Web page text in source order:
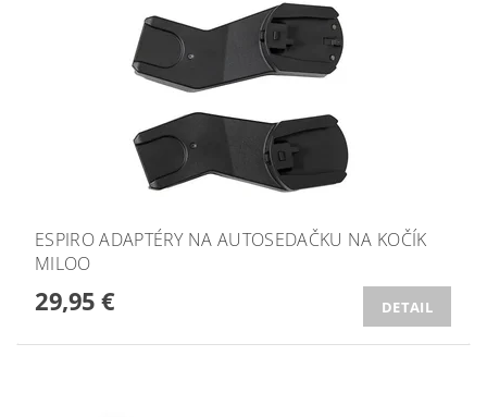
ESPIRO ADAPTÉRY NA AUTOSEDAČKU NA KOČÍK
MILOO
29,95 € DETAIL